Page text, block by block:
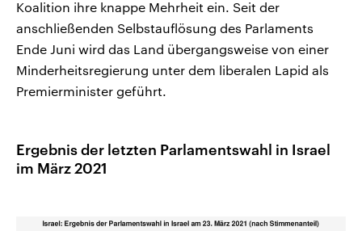
Koalition ihre knappe Mehrheit ein. Seit der
anschließenden Selbstauflösung des Parlaments
Ende Juni wird das Land übergangsweise von einer
Minderheitsregierung unter dem liberalen Lapid als
Premierminister geführt.
Ergebnis der letzten Parlamentswahl in Israel
im März 2021